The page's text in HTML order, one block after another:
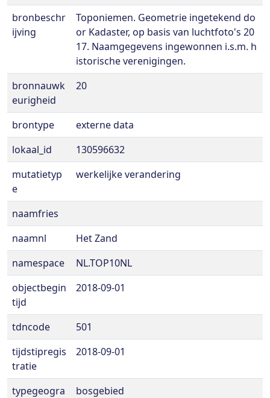
bronbeschr
ijving
Toponiemen. Geometrie ingetekend do
or Kadaster, op basis van luchtfoto's 20
17. Naamgegevens ingewonnen i.s.m. h
istorische verenigingen.
bronnauwk
eurigheid
20
brontype
externe data
lokaal_id
130596632
mutatietyp
e
werkelijke verandering
naamfries
naamnl
Het Zand
namespace
NL.TOP10NL
objectbegin
tijd
2018-09-01
tdncode
501
tijdstipregis
tratie
2018-09-01
typegeogra
bosgebied